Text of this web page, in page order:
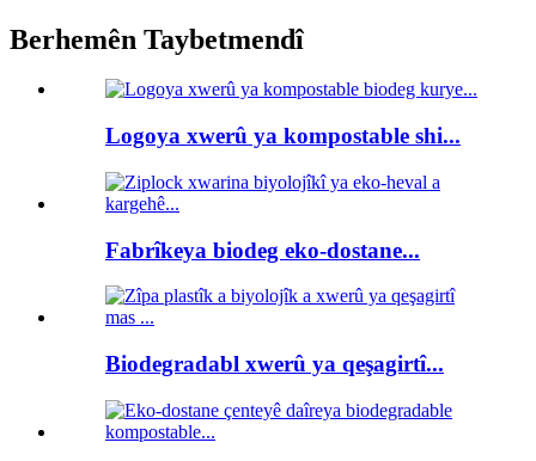
Berhemên Taybetmendî
Logoya xwerû ya kompostable shi...
Fabrîkeya biodeg eko-dostane...
Biodegradabl xwerû ya qeşagirtî...